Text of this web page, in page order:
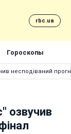
rbc.ua
Гороскопы
несподіваний
озвучив